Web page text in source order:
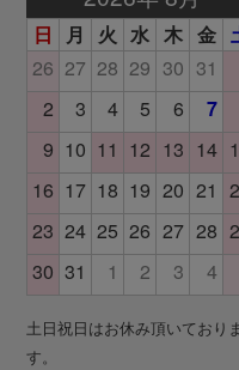
土日祝日はお休み頂いており
す。